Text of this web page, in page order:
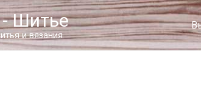
- Шитье
и вязания